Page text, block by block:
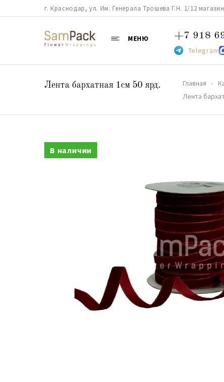
г. Краснодар, ул. Им. Генерала Трошева Г.Н. 1/12
МЕНЮ +7 918
Telegram
Лента бархатная 1см 50 ярд. Главная
Лента
В наличии